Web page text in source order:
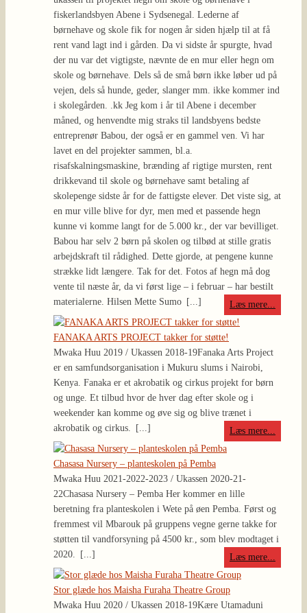
fiskerlandsbyen Abene i Sydsenegal. Lederne af
børnehave og skole fik for nogen år siden hjælp til at få
rent vand lagt ind i gården. Da vi sidste år spurgte, hvad
der nu var det vigtigste, nævnte de en mur eller hegn om
skole og børnehave. Dels så de små børn ikke løber ud på
vejen, dels så hunde, geder, slanger mm. ikke kommer ind
i skolegården. .kk Jeg kom i år til Abene i december
måned, og henvendte mig straks til landsbyens bedste
entreprenør Babou, der også er en gammel ven. Vi har
lavet en del projekter sammen, bl.a.
risafskalningsmaskine, brænding af rigtige mursten, rent
drikkevand til skole og børnehave samt betaling af
skolepenge sidste år for de fattigste elever. Det viste sig, at
en mur ville blive for dyr, men med et passende hegn
kunne vi komme langt for de 5.000 kr., der var bevilliget.
Babou har selv 2 børn på skolen og tilbød at stille gratis
arbejdskraft til rådighed. Dette gjorde, at pengene kunne
strække lidt længere. Tak for det. Fotos af hegn må dog
vente til næste år, da vi først lige – i februar – har bestilt
materialerne. Hilsen Mette Sumo [...] Læs mere...
FANAKA ARTS PROJECT takker for støtte!
Mwaka Huu 2019 / Ukassen 2018-19Fanaka Arts Project
er en samfundsorganisation i Mukuru slums i Nairobi,
Kenya. Fanaka er et akrobatik og cirkus projekt for børn
og unge. Et tilbud hvor de hver dag efter skole og i
weekender kan komme og øve sig og blive trænet i
akrobatik og cirkus.
[...] Læs mere...
Chasasa Nursery – planteskolen på Pemba
Mwaka Huu 2021-2022-2023 / Ukassen 2020-21-
22Chasasa Nursery – Pemba Her kommer en lille
beretning fra planteskolen i Wete på øen Pemba. Først og
fremmest vil Mbarouk på gruppens vegne gerne takke for
støtten til vandforsyning på 4500 kr., som blev modtaget i
2020.
[...] Læs mere...
Stor glæde hos Maisha Furaha Theatre Group
Mwaka Huu 2020 / Ukassen 2018-19Kære Utamaduni